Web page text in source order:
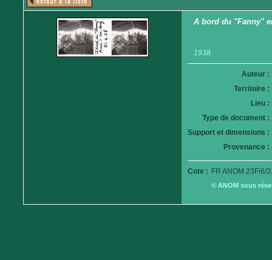
A bord du "Fanny"
1938
Auteur :
Territoire :
Lieu :
Type de document :
Support et dimensions :
Provenance :
Cote : FR ANOM 23Fi6/
© ANOM sous